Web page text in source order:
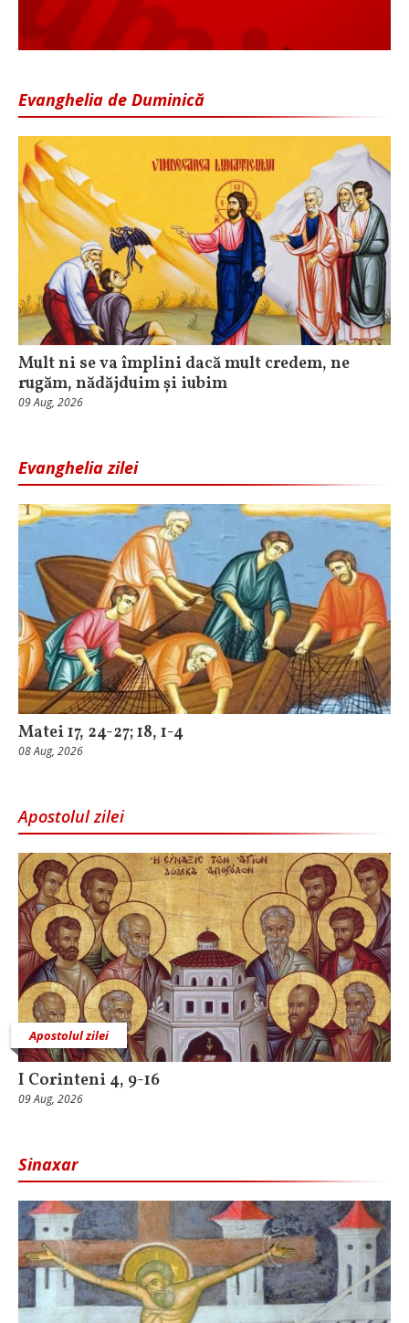
Evanghelia de Duminică
Mult ni se va împlini dacă mult credem, ne
rugăm, nădăjduim și iubim
09 Aug, 2026
Evanghelia zilei
Matei 17, 24-27; 18, 1-4
08 Aug, 2026
Apostolul zilei
Apostolul zilei
I Corinteni 4, 9-16
09 Aug, 2026
Sinaxar